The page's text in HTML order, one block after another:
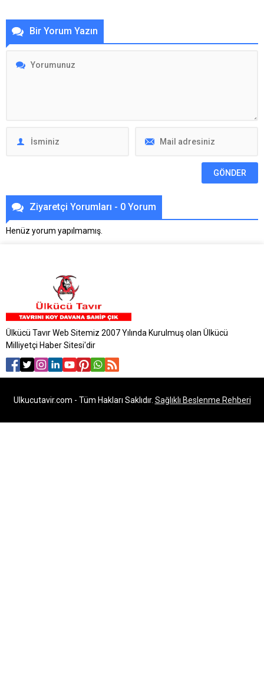
Bir Yorum Yazın
Ziyaretçi Yorumları - 0 Yorum
Henüz yorum yapılmamış.
Ülkücü Tavır Web Sitemiz 2007 Yılında Kurulmuş olan Ülkücü
Milliyetçi Haber Sitesi'dir
Ulkucutavir.com - Tüm Hakları Saklıdır. Sağlıklı Beslenme Rehberi